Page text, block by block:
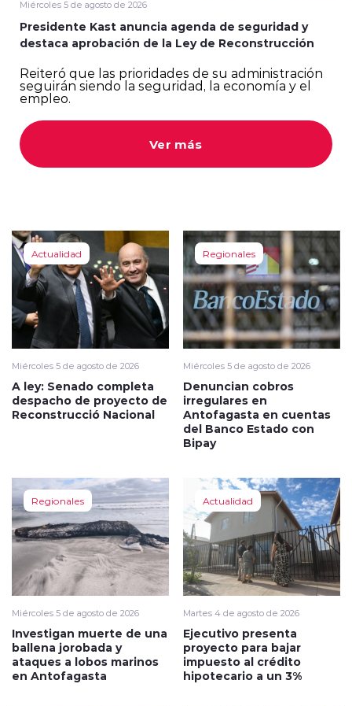
Miércoles 5 de agosto de 2026
Presidente Kast anuncia agenda de seguridad y
destaca aprobación de la Ley de Reconstrucción
Reiteró que las prioridades de su administración
seguirán siendo la seguridad, la economía y el
empleo.
Ver más
Actualidad
Miércoles 5 de agosto de 2026
A ley: Senado completa
despacho de proyecto de
Reconstrucció Nacional
Regionales
Miércoles 5 de agosto de 2026
Denuncian cobros
irregulares en
Antofagasta en cuentas
del Banco Estado con
Bipay
Regionales
Miércoles 5 de agosto de 2026
Investigan muerte de una
ballena jorobada y
ataques a lobos marinos
en Antofagasta
Actualidad
Martes 4 de agosto de 2026
Ejecutivo presenta
proyecto para bajar
impuesto al crédito
hipotecario a un 3%